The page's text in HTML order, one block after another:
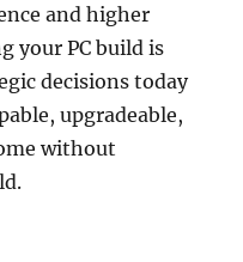
and higher
your PC build is
decisions today
upgradeable,
without